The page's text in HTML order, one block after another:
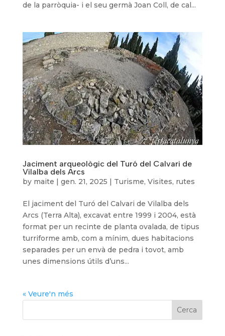
de la parròquia- i el seu germà Joan Coll, de cal...
Jaciment arqueològic del Turó del Calvari de
Vilalba dels Arcs
by maite | gen. 21, 2025 | Turisme, Visites, rutes
El jaciment del Turó del Calvari de Vilalba dels
Arcs (Terra Alta), excavat entre 1999 i 2004, està
format per un recinte de planta ovalada, de tipus
turriforme amb, com a mínim, dues habitacions
separades per un envà de pedra i tovot, amb
unes dimensions útils d’uns...
« Veure'n més
Cerca